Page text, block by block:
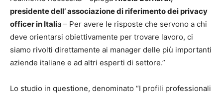
presidente dell’ associazione di riferimento dei privacy
officer in Italia – Per avere le risposte che servono a chi
deve orientarsi obiettivamente per trovare lavoro, ci
siamo rivolti direttamente ai manager delle più importanti
aziende italiane e ad altri esperti di settore.”
Lo studio in questione, denominato “I profili professionali